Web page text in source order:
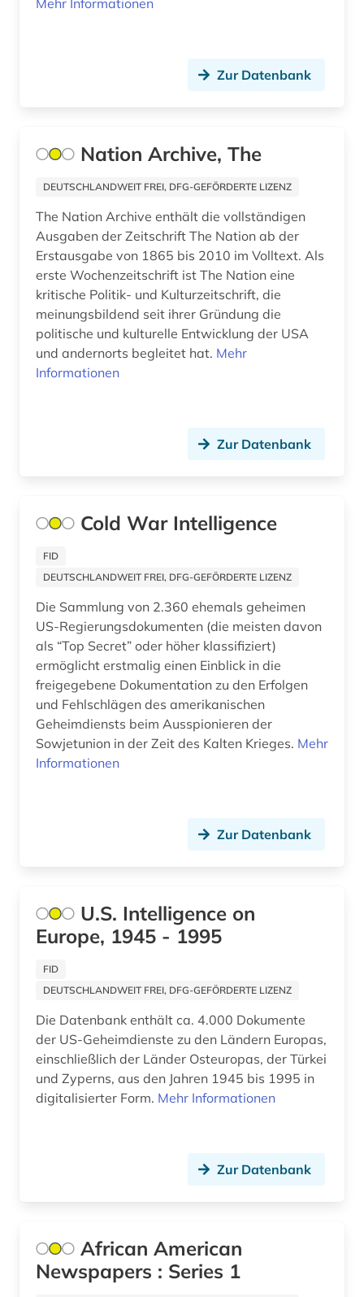
geschichte 1945-2004 (1)
geschichte <1639-1800> (1)
gesellschaft (1)
gesetz (2)
gesetzesvorlage (1)
gesetzgebung (2)
gewerkschaft (2)
grafik (1)
griechenland (1)
grundwasser (1)
handel (4)
handelshemmnis (1)
handelsrecht (1)
handschrift (1)
hawaii (1)
hispanos (1)
historical statistics (1)
hochschulschrift (2)
hollywood (1)
immunology (1)
indianer (4)
Mehr Informationen
Zur Datenbank
Nation Archive, The
DEUTSCHLANDWEIT FREI, DFG-GEFÖRDERTE LIZENZ
The Nation Archive enthält die vollständigen
Ausgaben der Zeitschrift The Nation ab der
Erstausgabe von 1865 bis 2010 im Volltext. Als
erste Wochenzeitschrift ist The Nation eine
kritische Politik- und Kulturzeitschrift, die
meinungsbildend seit ihrer Gründung die
politische und kulturelle Entwicklung der USA
und andernorts begleitet hat. Mehr
Informationen
Zur Datenbank
Cold War Intelligence
FID
DEUTSCHLANDWEIT FREI, DFG-GEFÖRDERTE LIZENZ
Die Sammlung von 2.360 ehemals geheimen
US-Regierungsdokumenten (die meisten davon
als “Top Secret” oder höher klassifiziert)
ermöglicht erstmalig einen Einblick in die
freigegebene Dokumentation zu den Erfolgen
und Fehlschlägen des amerikanischen
Geheimdiensts beim Ausspionieren der
Sowjetunion in der Zeit des Kalten Krieges. Mehr
Informationen
Zur Datenbank
U.S. Intelligence on
Europe, 1945 - 1995
FID
DEUTSCHLANDWEIT FREI, DFG-GEFÖRDERTE LIZENZ
Die Datenbank enthält ca. 4.000 Dokumente
der US-Geheimdienste zu den Ländern Europas,
einschließlich der Länder Osteuropas, der Türkei
und Zyperns, aus den Jahren 1945 bis 1995 in
digitalisierter Form. Mehr Informationen
Zur Datenbank
African American
Newspapers : Series 1